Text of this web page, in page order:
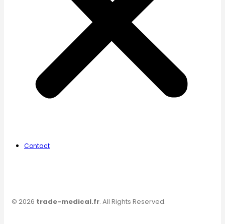
Contact
© 2026 trade-medical.fr. All Rights Reserved.